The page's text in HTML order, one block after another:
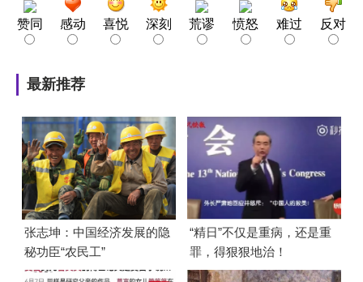
赞同 感动 喜悦 深刻 荒谬 愤怒 难过 反对
最新推荐
张志坤：中国经济发展的隐
秘功臣“农民工”
“精日”不仅是重病，还是重
罪，得狠狠地治！